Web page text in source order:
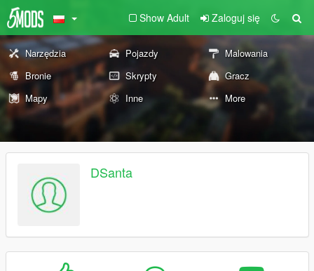
Show Adult Zaloguj się
Narzędzia Pojazdy
Malowania
Bronie
Skrypty
Gracz
Mapy
Inne More
DSanta